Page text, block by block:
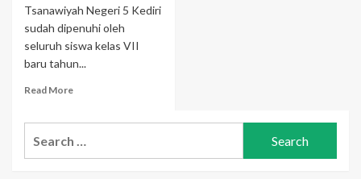
Tsanawiyah Negeri 5 Kediri
sudah dipenuhi oleh
seluruh siswa kelas VII
baru tahun...
Read MoreRead
ANGGOTA